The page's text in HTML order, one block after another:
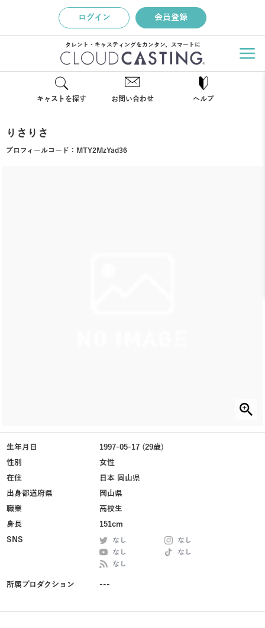
ログイン 会員登録
タレント・キャスティングをカンタン、スマートに
キャストを探す お問い合わせ ヘルプ
りさりさ
プロフィールコード： MTY2MzYad36
生年月日
1997-05-17 (29歳)
性別
女性
在住
日本 岡山県
出身都道府県
岡山県
職業
高校生
身長
151cm
SNS
なし
なし
なし
なし
なし
所属プロダクション ---